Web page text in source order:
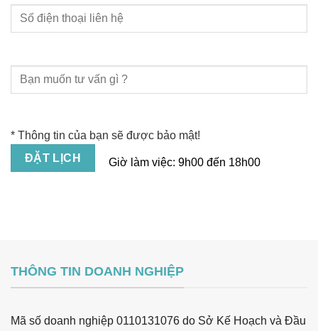
* Thông tin của bạn sẽ được bảo mật!
Giờ làm việc:9h00 đến 18h00
THÔNG TIN DOANH NGHIỆP
Mã số doanh nghiệp 0110131076 do Sở Kế Hoạch và Đầu